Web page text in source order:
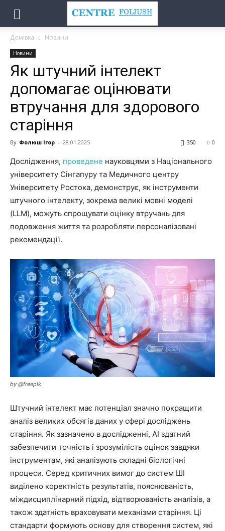
Домівка Новини
Новини
Як штучний інтелект
допомагає оцінювати
втручання для здорового
старіння
By Фолюш Ігор - 28.01.2025 0
350
Дослідження, проведене науковцями з Національного
університету Сінгапуру та Медичного центру
Університету Ростока, демонструє, як інструменти
штучного інтелекту, зокрема великі мовні моделі
(LLM), можуть спрощувати оцінку втручань для
подовження життя та розробляти персоналізовані
рекомендації.
by @freepik
Штучний інтелект має потенціал значно покращити
аналіз великих обсягів даних у сфері досліджень
старіння. Як зазначено в дослідженні, AI здатний
забезпечити точність і зрозумілість оцінок завдяки
інструментам, які аналізують складні біологічні
процеси. Серед критичних вимог до систем ШІ
виділено коректність результатів, пояснюваність,
міждисциплінарний підхід, відтворюваність аналізів, а
також здатність враховувати механізми старіння. Ці
стандарти формують основу для створення систем, які